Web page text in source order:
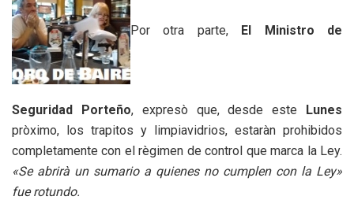
Por otra parte, El Ministro de
Seguridad Porteño, expresò que, desde este Lunes
pròximo, los trapitos y limpiavidrios, estaràn prohibidos
completamente con el règimen de control que marca la Ley.
«Se abrirà un sumario a quienes no cumplen con la Ley»
fue rotundo.